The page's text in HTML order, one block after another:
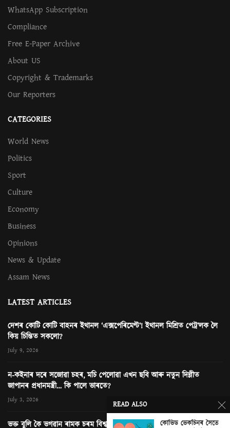
WhatsApp Subscription
Compliance
Free E-Paper Archive
About US
Copyright & Trademarks
Our Reporters
CATEGORIES
World News
Politics
Sport
Culture
Economy
Business
Opinions
News & Update
Assam News
LATEST ARTICLES
দেশৰ কোটি কোটি বাহনৰ ইথানল ‘এক্সপেৰিমেণ্ট’! ইথানল মিশ্ৰিত পেট্ৰ’লক লৈ
কিয় চিন্তিত সকলো?
July 9, 2026
ন-কইনাৰ দৰে সজোৱা চহৰ, মচি পেলোৱা এখন ছবি আৰু নতুন দিল্লীত
জাপানৰ প্ৰধানমন্ত্ৰী… কি পালে ভাৰতে?
July 3, 2026
ভক্ত বুলি কৈ ভগৱান ৰামক চৰম বিশ্বাসঘাটকতা! অযোধ্যাৰ ৰাম মন্দিৰত কি
READ ALSO
কোভিড ভেকচিনৰ সৈতে